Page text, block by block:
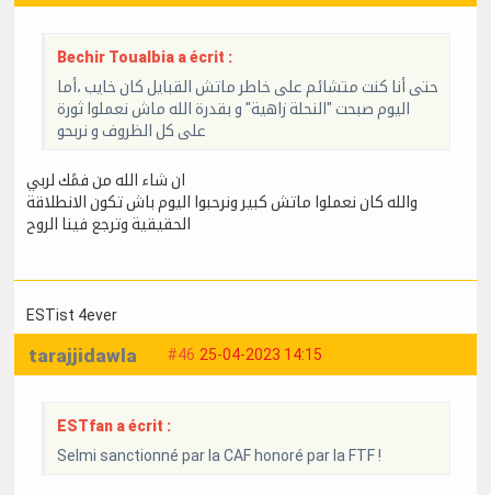
Bechir Toualbia a écrit :
حتى أنا كنت متشائم على خاطر ماتش القبايل كان خايب ،أما
اليوم صبحت "النحلة زاهية" و بقدرة الله ماش نعملوا ثورة
على كل الظروف و نربحو
ان شاء الله من فمًك لربي
والله كان نعملوا ماتش كبير ونرحبوا اليوم باش تكون الانطلاقة
الحقيقية وترجع فينا الروح
ESTist 4ever
#46 25-04-2023 14:15
tarajjidawla
ESTfan a écrit :
Selmi sanctionné par la CAF honoré par la FTF !